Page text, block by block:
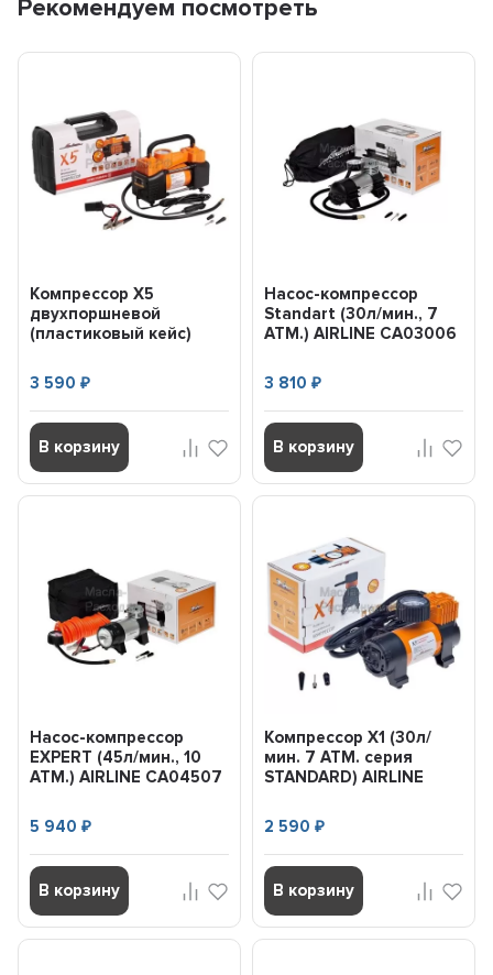
Рекомендуем посмотреть
Компрессор X5
двухпоршневой
(пластиковый кейс)
STANDA...
3 590₽
В корзину
Насос-компрессор
Standart (30л/мин., 7
АТМ.) AIRLINE CA03006
3 810 ₽
В корзину
Насос-компрессор
EXPERT (45л/мин., 10
АТМ.) AIRLINE CA04507
5 940₽
В корзину
Компрессор X1 (30л/
мин. 7 АТМ. серия
STANDARD) AIRLINE
2 590 ₽
В корзину